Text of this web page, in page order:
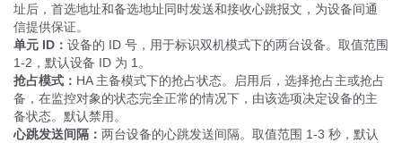
址后，首选地址和备选地址同时发送和接收心跳报文，为设备间通
信提供保证。
单元 ID ： 设备的 ID 号，用于标识双机模式下的两台设备。取值范围
1-2，默认设备 ID 为 1。
抢占模式： HA 主备模式下的抢占状态。启用后，选择抢占主或抢占
备，在监控对象的状态完全正常的情况下，由该选项决定设备的主
备状态。默认禁用。
心跳发送间隔： 两台设备的心跳发送间隔。取值范围 1-3 秒，默认